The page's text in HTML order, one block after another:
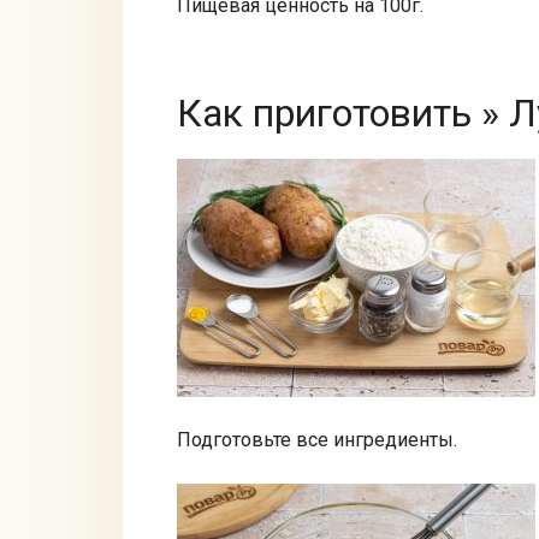
Пищевая ценность на 100г.
Как приготовить »
Подготовьте все ингредиенты.